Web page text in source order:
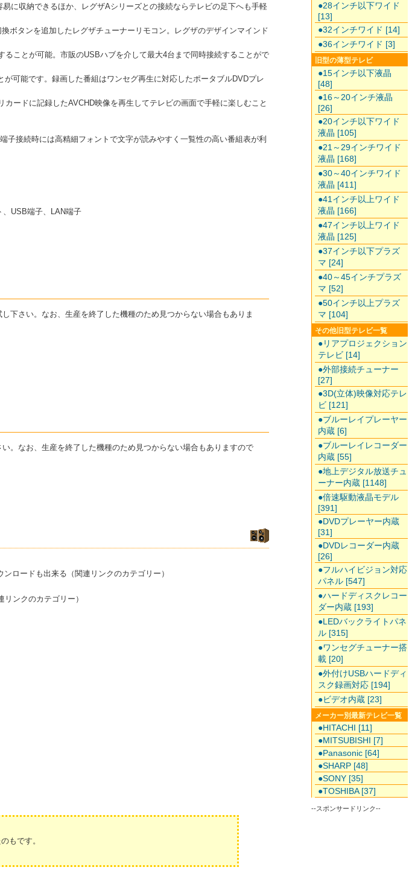
に収納できるほか、レグザAシリーズとの接続ならテレビの足下へも手軽
ボタンを追加したレグザチューナーリモコン。レグザのデザインマインド
ことが可能。市販のUSBハブを介して最大4台まで同時接続することがで
可能です。録画した番組はワンセグ再生に対応したポータブルDVDプレ
ードに記録したAVCHD映像を再生してテレビの画面で手軽に楽しむこと
接続時には高精細フォントで文字が読みやすく一覧性の高い番組表が利
USB端子、LAN端子
下さい。なお、生産を終了した機種のため見つからない場合もありま
。なお、生産を終了した機種のため見つからない場合もありますので
ロードも出来る（関連リンクのカテゴリー）
ンクのカテゴリー）
もです。
●28インチ以下ワイド
[13]
●32インチワイド [14]
●36インチワイド [3]
旧型の薄型テレビ
●15インチ以下液晶
[48]
●16～20インチ液晶
[26]
●20インチ以下ワイド
液晶 [105]
●21～29インチワイド
液晶 [168]
●30～40インチワイド
液晶 [411]
●41インチ以上ワイド
液晶 [166]
●47インチ以上ワイド
液晶 [125]
●37インチ以下プラズ
マ [24]
●40～45インチプラズ
マ [52]
●50インチ以上プラズ
マ [104]
その他旧型テレビ一覧
●リアプロジェクション
テレビ [14]
●外部接続チューナー
[27]
●3D(立体)映像対応テレ
ビ [121]
●ブルーレイプレーヤー
内蔵 [6]
●ブルーレイレコーダー
内蔵 [55]
●地上デジタル放送チュ
ーナー内蔵 [1148]
●倍速駆動液晶モデル
[391]
●DVDプレーヤー内蔵
[31]
●DVDレコーダー内蔵
[26]
●フルハイビジョン対応
パネル [547]
●ハードディスクレコー
ダー内蔵 [193]
●LEDバックライトパネ
ル [315]
●ワンセグチューナー搭
載 [20]
●外付けUSBハードディ
スク録画対応 [194]
●ビデオ内蔵 [23]
メーカー別最新テレビ一覧
●HITACHI [11]
●MITSUBISHI [7]
●Panasonic [64]
●SHARP [48]
●SONY [35]
●TOSHIBA [37]
--スポンサードリンク--